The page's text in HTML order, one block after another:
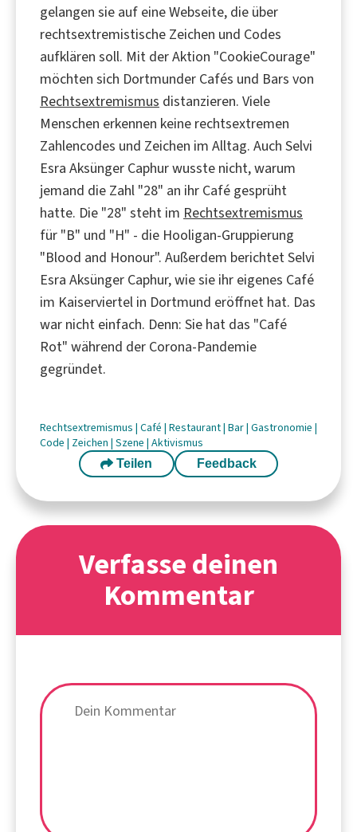
gelangen sie auf eine Webseite, die über
rechtsextremistische Zeichen und Codes
aufklären soll. Mit der Aktion "CookieCourage"
möchten sich Dortmunder Cafés und Bars von
Rechtsextremismus distanzieren. Viele
Menschen erkennen keine rechtsextremen
Zahlencodes und Zeichen im Alltag. Auch Selvi
Esra Aksünger Caphur wusste nicht, warum
jemand die Zahl "28" an ihr Café gesprüht
hatte. Die "28" steht im Rechtsextremismus
für "B" und "H" - die Hooligan-Gruppierung
"Blood and Honour". Außerdem berichtet Selvi
Esra Aksünger Caphur, wie sie ihr eigenes Café
im Kaiserviertel in Dortmund eröffnet hat. Das
war nicht einfach. Denn: Sie hat das "Café
Rot" während der Corona-Pandemie
gegründet.
Rechtsextremismus | Café | Restaurant| Bar| Gastronomie |
Code | Zeichen | Szene | Aktivismus
Teilen Feedback
Verfasse deinen
Kommentar